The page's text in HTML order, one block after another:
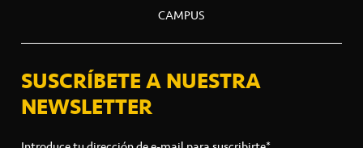
CAMPUS
SUSCRÍBETE A NUESTRA
NEWSLETTER